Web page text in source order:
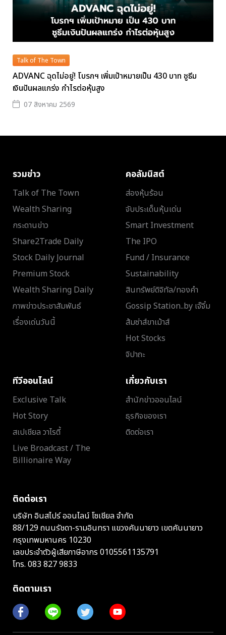
Talk of The Town
ADVANC ฉุดไม่อยู่! โบรกฯ เพิ่มเป้าหมายเป็น 430 บาท ชูธีม
เงินปันผลแกร่ง กำไรต่อหุ้นสูง
07 สิงหาคม 2569
รวมข่าว
Talk of The Town
Wealth Sharing
กระดานข่าว
Share2Trade Daily
Stock Daily Journal
Premium Stock
Wealth Sharing Daily
ภาพข่าวประชาสัมพันธ์
เรื่องเด่นวันนี้
คอลัมนิสต์
ส่องหุ้นร้อน
จับประเด็นหุ้นเด่น
Smart Investment
The IPO
Fund / Insurance
Sustainability
สินทรัพย์ดิจิทัล/ทองคำ
Gossip Station..by เจ๊จิ๋ม
ส้มซ่าส์ขาเม้าส์
Hot Stocks
จิปาถะ
ทีวีออนไลน์
Exclusive Talk
Hot Story
สเปเชียล วาไรตี้
Live Broadcast / The
Billionaire Way
เกี่ยวกับเรา
สำนักข่าวออนไลน์
ธุรกิจของเรา
ติดต่อเรา
ติดต่อเรา
บริษัท อินสไปร์ ออนไลน์ โซเชียล จำกัด
88/129 ถนนรัชดา-รามอินทรา แขวงคันนายาว เขตคันนายาว
กรุงเทพมหานคร 10230
เลขประจำตัวผู้เสียภาษีอากร 0105561135791
โทร. 083 827 9833
ติดตามเรา